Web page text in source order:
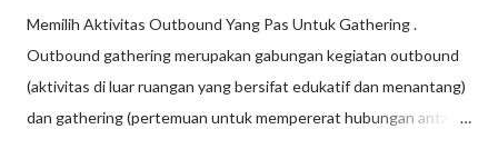
Memilih Aktivitas Outbound Yang Pas Untuk Gathering .
Outbound gathering merupakan gabungan kegiatan outbound
(aktivitas di luar ruangan yang bersifat edukatif dan menantang)
dan gathering (pertemuan untuk mempererat hubungan antar